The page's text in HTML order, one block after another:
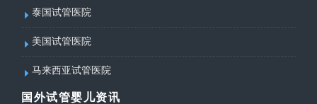
泰国试管医院
美国试管医院
马来西亚试管医院
国外试管婴儿资讯